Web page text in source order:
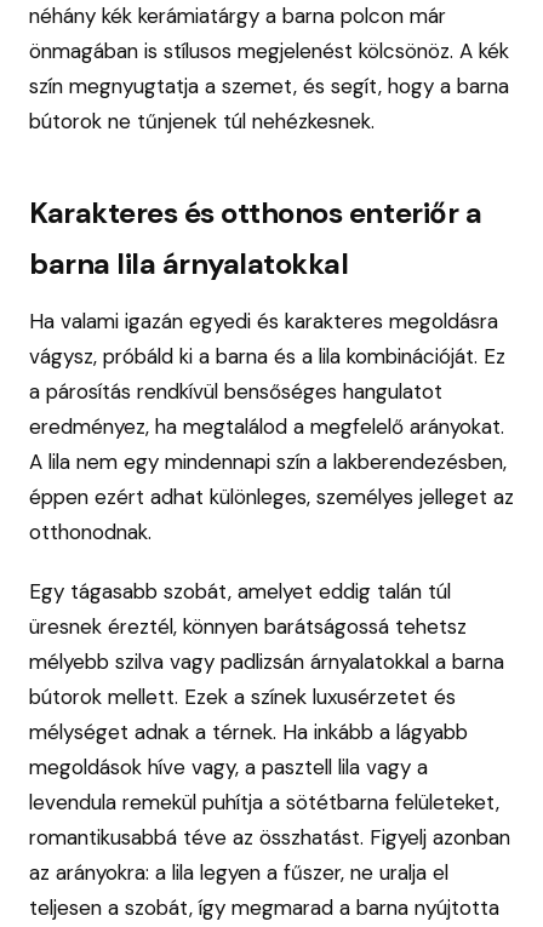
néhány kék kerámiatárgy a barna polcon már
önmagában is stílusos megjelenést kölcsönöz. A kék
szín megnyugtatja a szemet, és segít, hogy a barna
bútorok ne tűnjenek túl nehézkesnek.
Karakteres és otthonos enteriőr a
barna lila árnyalatokkal
Ha valami igazán egyedi és karakteres megoldásra
vágysz, próbáld ki a barna és a lila kombinációját. Ez
a párosítás rendkívül bensőséges hangulatot
eredményez, ha megtalálod a megfelelő arányokat.
A lila nem egy mindennapi szín a lakberendezésben,
éppen ezért adhat különleges, személyes jelleget az
otthonodnak.
Egy tágasabb szobát, amelyet eddig talán túl
üresnek éreztél, könnyen barátságossá tehetsz
mélyebb szilva vagy padlizsán árnyalatokkal a barna
bútorok mellett. Ezek a színek luxusérzetet és
mélységet adnak a térnek. Ha inkább a lágyabb
megoldások híve vagy, a pasztell lila vagy a
levendula remekül puhítja a sötétbarna felületeket,
romantikusabbá téve az összhatást. Figyelj azonban
az arányokra: a lila legyen a fűszer, ne uralja el
teljesen a szobát, így megmarad a barna nyújtotta